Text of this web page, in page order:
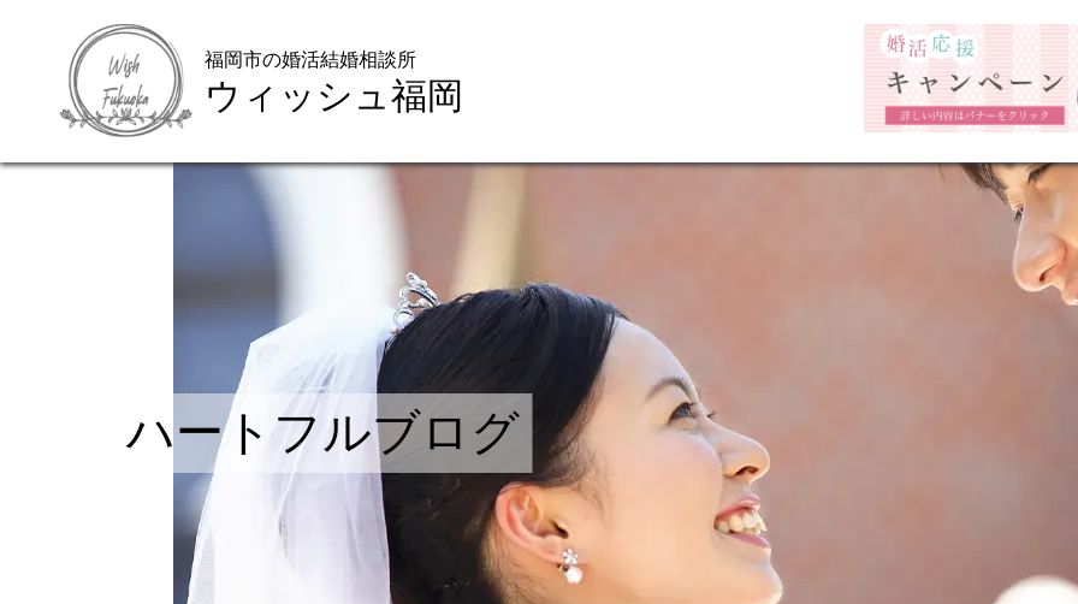
福岡市の婚活結婚相談所
ウィッシュ福岡
ハートフルブログ